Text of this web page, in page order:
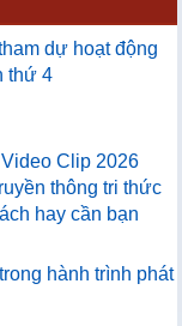
dự hoạt động
thứ 4
Clip 2026
thông tri thức
hay cần bạn
hành trình phát